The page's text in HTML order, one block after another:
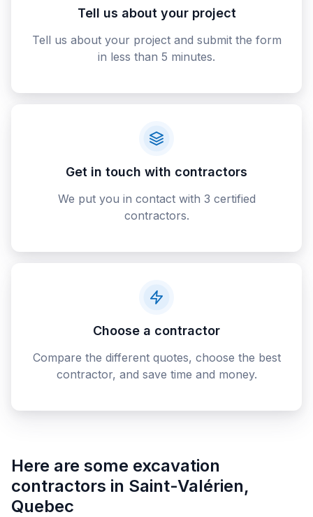
Tell us about your project
Tell us about your project and submit the form
in less than 5 minutes.
Get in touch with contractors
We put you in contact with 3 certified
contractors.
Choose a contractor
Compare the different quotes, choose the best
contractor, and save time and money.
Here are some excavation
contractors in Saint-Valérien,
Quebec